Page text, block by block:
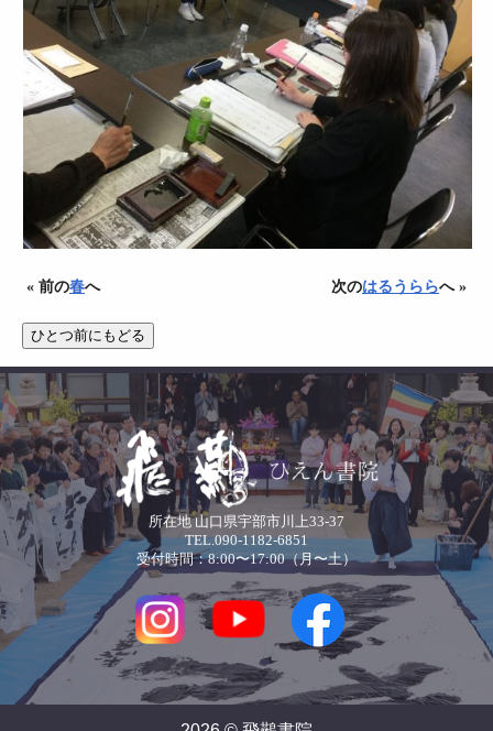
« 前の春へ 次のはるうららへ »
所在地 山口県宇部市川上33-37
TEL.090-1182-6851
受付時間：8:00〜17:00（月〜土）